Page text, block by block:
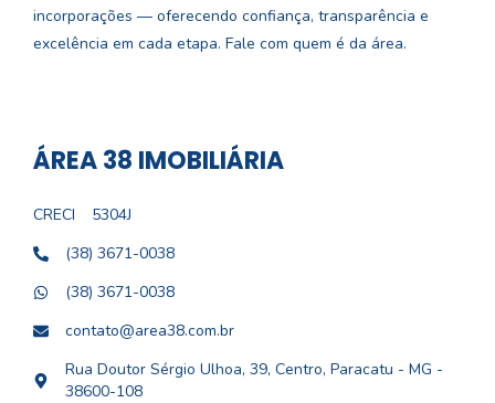
incorporações — oferecendo confiança, transparência e
excelência em cada etapa. Fale com quem é da área.
ÁREA 38 IMOBILIÁRIA
CRECI
5304J
(38) 3671-0038
(38) 3671-0038
contato@area38.com.br
Rua Doutor Sérgio Ulhoa, 39, Centro, Paracatu - MG -
38600-108